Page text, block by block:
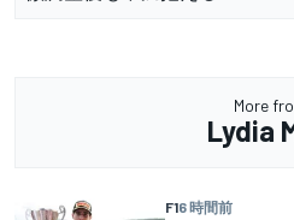
More
Lydia
F16 時間前